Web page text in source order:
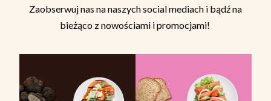
Zaobserwuj nas na naszych social mediach i bądź na
bieżąco z nowościami i promocjami!